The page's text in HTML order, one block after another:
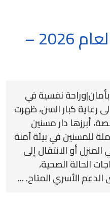
دار مسنين بطنطا لعام 2026 –
نفسية في
رعاية كبار السن، ظهرت
أبرزها دار مسنين
للمسنين في بيئة آمنة
المنزل أو الانتقال إلى
الحالة الصحية،
الأسري المتاح. ...